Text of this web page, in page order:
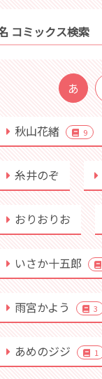
コミックス検索
あ
秋山花緒 9
糸井のぞ
おりおりお
いさか十五郎
雨宮かよう 3
あめのジジ 1